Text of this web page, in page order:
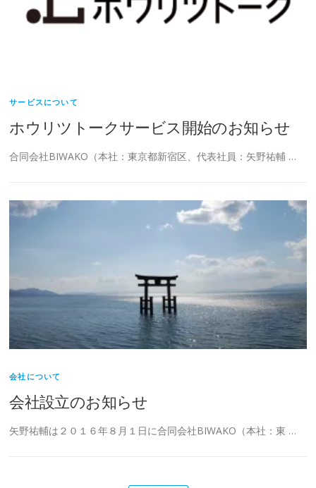
サービスについて
ホウリツトークサービス開始のお知らせ
合同会社BIWAKO（本社：東京都新宿区、代表社員：矢野祐輔 …
会社について
会社設立のお知らせ
矢野祐輔は２０１６年８月１日に合同会社BIWAKO（本社：東 …